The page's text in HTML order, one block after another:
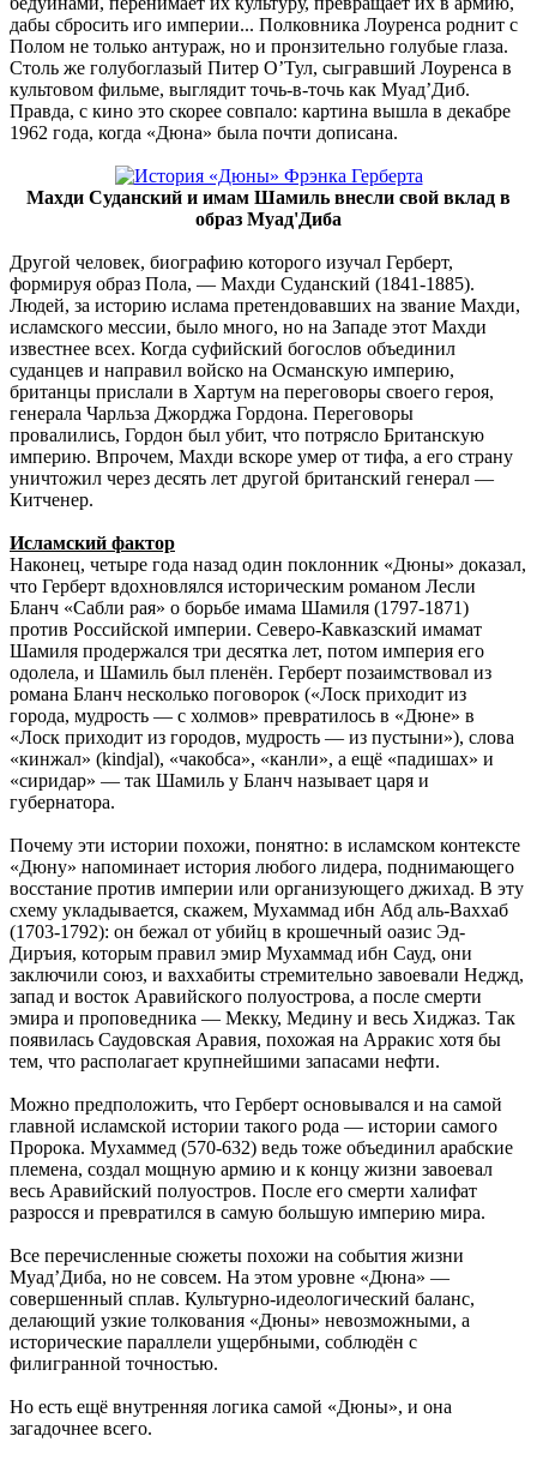
дабы сбросить иго империи... Полковника Лоуренса роднит с
Полом не только антураж, но и пронзительно голубые глаза.
Столь же голубоглазый Питер О’Тул, сыгравший Лоуренса в
культовом фильме, выглядит точь-в-точь как Муад’Диб.
Правда, с кино это скорее совпало: картина вышла в декабре
1962 года, когда «Дюна» была почти дописана.
Махди Суданский и имам Шамиль внесли свой вклад в
образ Муад'Диба
Другой человек, биографию которого изучал Герберт,
формируя образ Пола, — Махди Суданский (1841-1885).
Людей, за историю ислама претендовавших на звание Махди,
исламского мессии, было много, но на Западе этот Махди
известнее всех. Когда суфийский богослов объединил
суданцев и направил войско на Османскую империю,
британцы прислали в Хартум на переговоры своего героя,
генерала Чарльза Джорджа Гордона. Переговоры
провалились, Гордон был убит, что потрясло Британскую
империю. Впрочем, Махди вскоре умер от тифа, а его страну
уничтожил через десять лет другой британский генерал —
Китченер.
Исламский фактор
Наконец, четыре года назад один поклонник «Дюны» доказал,
что Герберт вдохновлялся историческим романом Лесли
Бланч «Сабли рая» о борьбе имама Шамиля (1797-1871)
против Российской империи. Северо-Кавказский имамат
Шамиля продержался три десятка лет, потом империя его
одолела, и Шамиль был пленён. Герберт позаимствовал из
романа Бланч несколько поговорок («Лоск приходит из
города, мудрость — с холмов» превратилось в «Дюне» в
«Лоск приходит из городов, мудрость — из пустыни»), слова
«кинжал» (kindjal), «чакобса», «канли», а ещё «падишах» и
«сиридар» — так Шамиль у Бланч называет царя и
губернатора.
Почему эти истории похожи, понятно: в исламском контексте
«Дюну» напоминает история любого лидера, поднимающего
восстание против империи или организующего джихад. В эту
схему укладывается, скажем, Мухаммад ибн Абд аль-Ваххаб
(1703-1792): он бежал от убийц в крошечный оазис Эд-
Диръия, которым правил эмир Мухаммад ибн Сауд, они
заключили союз, и ваххабиты стремительно завоевали Неджд,
запад и восток Аравийского полуострова, а после смерти
эмира и проповедника — Мекку, Медину и весь Хиджаз. Так
появилась Саудовская Аравия, похожая на Арракис хотя бы
тем, что располагает крупнейшими запасами нефти.
Можно предположить, что Герберт основывался и на самой
главной исламской истории такого рода — истории самого
Пророка. Мухаммед (570-632) ведь тоже объединил арабские
племена, создал мощную армию и к концу жизни завоевал
весь Аравийский полуостров. После его смерти халифат
разросся и превратился в самую большую империю мира.
Все перечисленные сюжеты похожи на события жизни
Муад’Диба, но не совсем. На этом уровне «Дюна» —
совершенный сплав. Культурно-идеологический баланс,
делающий узкие толкования «Дюны» невозможными, а
исторические параллели ущербными, соблюдён с
филигранной точностью.
Но есть ещё внутренняя логика самой «Дюны», и она
загадочнее всего.